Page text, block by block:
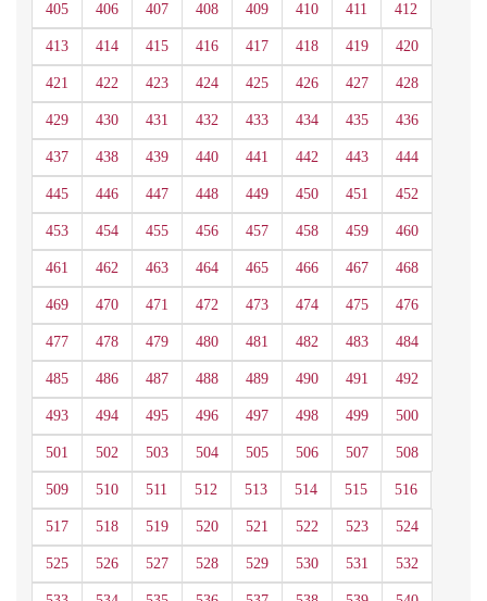
405 406 407 408 409 410 411 412
413 414 415 416 417 418 419 420
421 422 423 424 425 426 427 428
429 430 431 432 433 434 435 436
437 438 439 440 441 442 443 444
445 446 447 448 449 450 451 452
453 454 455 456 457 458 459 460
461 462 463 464 465 466 467 468
469 470 471 472 473 474 475 476
477 478 479 480 481 482 483 484
485 486 487 488 489 490 491 492
493 494 495 496 497 498 499 500
501 502 503 504 505 506 507 508
509 510 511 512 513 514 515 516
517 518 519 520 521 522 523 524
525 526 527 528 529 530 531 532